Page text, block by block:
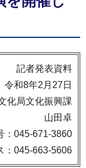
記者発表資料
令和8年2月27日
化局文化振興課
山田卓
：045-671-3860
：045-663-5606